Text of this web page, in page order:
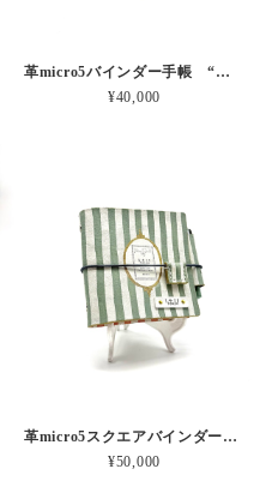
革micro5バインダー手帳 “ブルーベリー・レモンシェイク 昼下がりのお茶会” 本革
¥40,000
革micro5スクエアバインダー手帳 “ メロン・イチゴシェイク 昼下がりのお茶会” 本革
¥50,000